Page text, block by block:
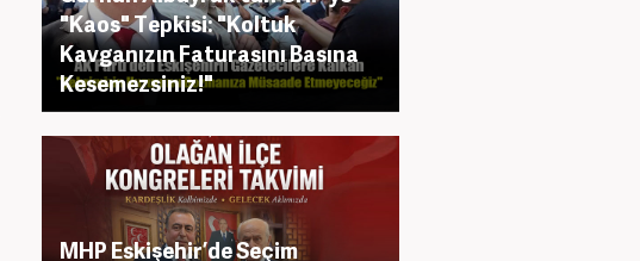
"Kaos" Tepkisi: "Koltuk
Kavganızın Faturasını Basına
Kesemezsiniz!"
MHP Eskişehir’de Seçim